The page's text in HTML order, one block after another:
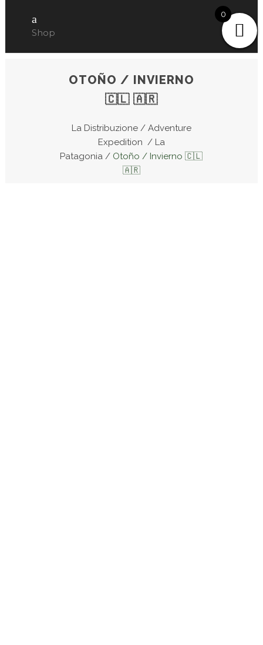
Shop
OTOÑO / INVIERNO
🇨🇱 🇦🇷
La Distribuzione/ Adventure
Expedition / La
Patagonia / Otoño / Invierno 🇨🇱
🇦🇷
0